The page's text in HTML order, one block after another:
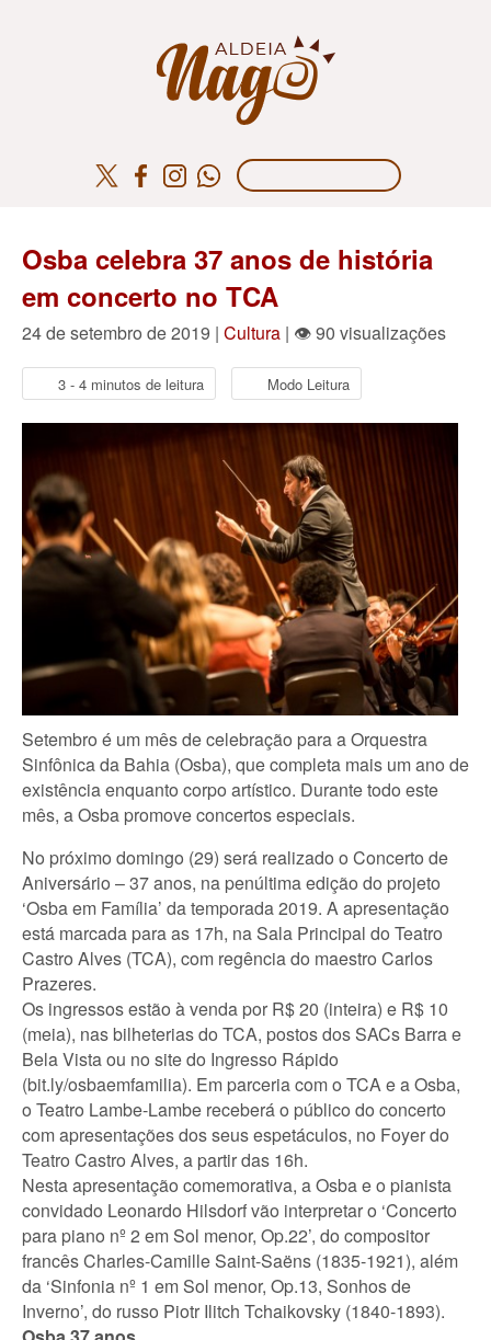
Osba celebra 37 anos de história
em concerto no TCA
24 de setembro de 2019 | Cultura | 👁 90 visualizações
3 - 4 minutos de leitura Modo Leitura
Setembro é um mês de celebração para a Orquestra
Sinfônica da Bahia (Osba), que completa mais um ano de
existência enquanto corpo artístico. Durante todo este
mês, a Osba promove concertos especiais.
No próximo domingo (29) será realizado o Concerto de
Aniversário – 37 anos, na penúltima edição do projeto
‘Osba em Família’ da temporada 2019. A apresentação
está marcada para as 17h, na Sala Principal do Teatro
Castro Alves (TCA), com regência do maestro Carlos
Prazeres.
Os ingressos estão à venda por R$ 20 (inteira) e R$ 10
(meia), nas bilheterias do TCA, postos dos SACs Barra e
Bela Vista ou no site do Ingresso Rápido
(bit.ly/osbaemfamilia). Em parceria com o TCA e a Osba,
o Teatro Lambe-Lambe receberá o público do concerto
com apresentações dos seus espetáculos, no Foyer do
Teatro Castro Alves, a partir das 16h.
Nesta apresentação comemorativa, a Osba e o pianista
convidado Leonardo Hilsdorf vão interpretar o ‘Concerto
para piano nº 2 em Sol menor, Op.22’, do compositor
francês Charles-Camille Saint-Saëns (1835-1921), além
da ‘Sinfonia nº 1 em Sol menor, Op.13, Sonhos de
Inverno’, do russo Piotr Ilitch Tchaikovsky (1840-1893).